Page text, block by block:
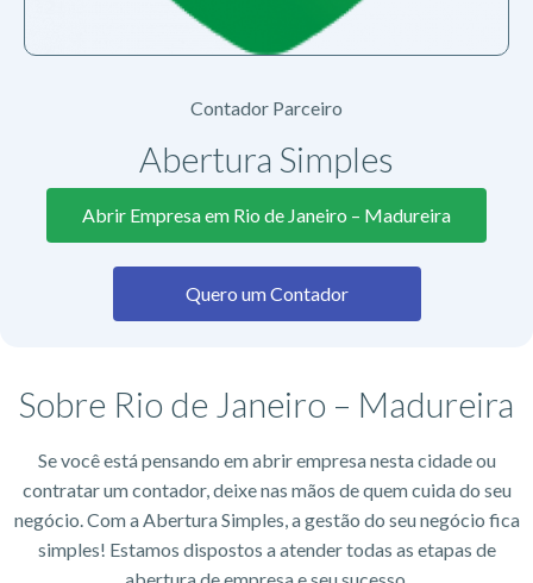
Contador Parceiro
Abertura Simples
Abrir Empresa em Rio de Janeiro – Madureira
Quero um Contador
Sobre Rio de Janeiro – Madureira
Se você está pensando em abrir empresa nesta cidade ou
contratar um contador, deixe nas mãos de quem cuida do seu
negócio. Com a Abertura Simples, a gestão do seu negócio fica
simples! Estamos dispostos a atender todas as etapas de